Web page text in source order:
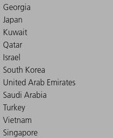
Georgia
Japan
Kuwait
Qatar
Israel
South Korea
United Arab Emirates
Saudi Arabia
Turkey
Vietnam
Singapore